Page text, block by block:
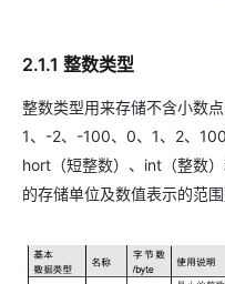
2.1.1 整数类型
整数类型用来存储不含小数
1、-2、-100、0、1、2、
hort（短整数）、int（整数
的存储单位及数值表示的范围